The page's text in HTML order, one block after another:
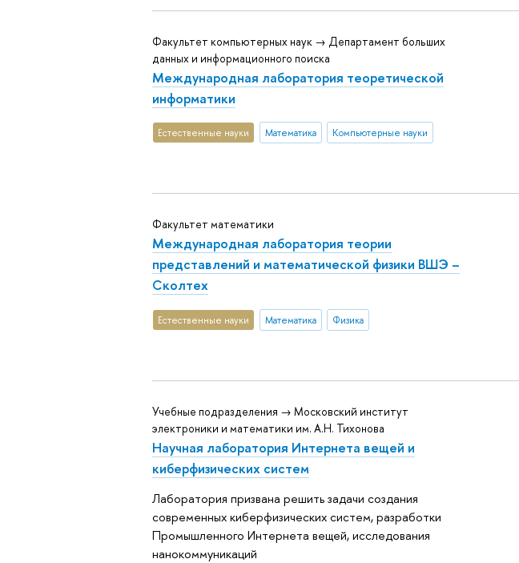
Факультет компьютерных наук → Департамент больших
данных и информационного поиска
Международная лаборатория теоретической
информатики
Естественные науки Математика Компьютерные науки
Факультет математики
Международная лаборатория теории
представлений и математической физики ВШЭ –
Сколтех
Естественные науки Математика Физика
Учебные подразделения → Московский институт
электроники и математики им. А.Н. Тихонова
Научная лаборатория Интернета вещей и
киберфизических систем
Лаборатория призвана решить задачи создания
современных киберфизических систем, разработки
Промышленного Интернета вещей, исследования
нанокоммуникаций